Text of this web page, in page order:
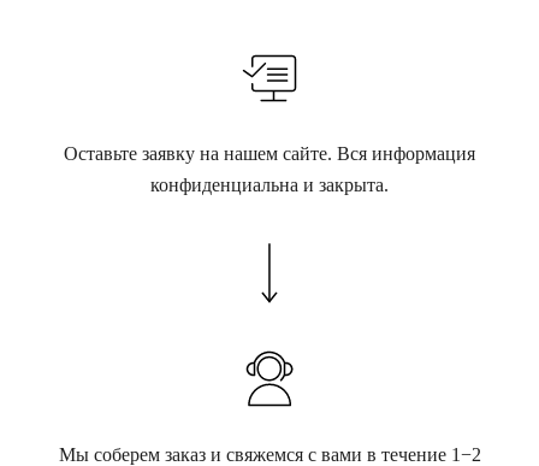
Оставьте заявку на нашем сайте. Вся информация
конфиденциальна и закрыта.
Мы соберем заказ и свяжемся с вами в течение 1−2